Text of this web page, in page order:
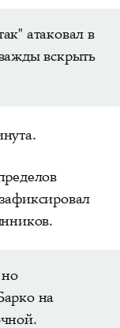
атаковал в
вскрыть
на